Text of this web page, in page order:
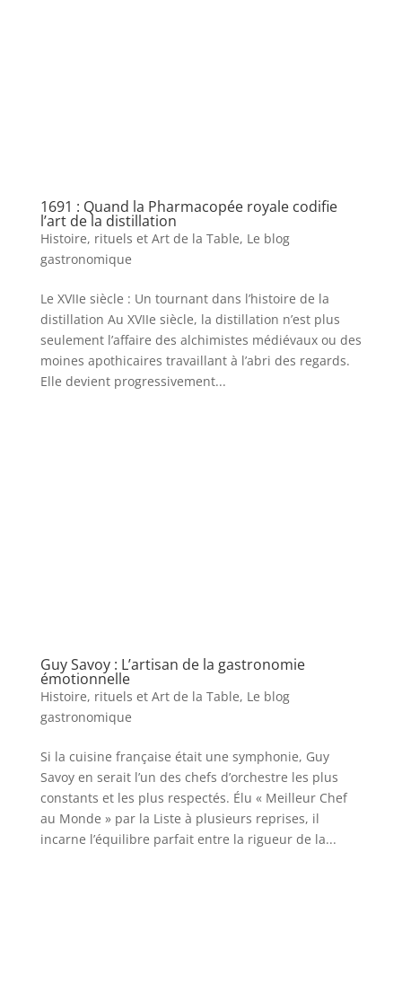
1691 : Quand la Pharmacopée royale codifie
l’art de la distillation
Histoire, rituels et Art de la Table, Le blog
gastronomique
Le XVIIe siècle : Un tournant dans l’histoire de la
distillation Au XVIIe siècle, la distillation n’est plus
seulement l’affaire des alchimistes médiévaux ou des
moines apothicaires travaillant à l’abri des regards.
Elle devient progressivement...
Guy Savoy : L’artisan de la gastronomie
émotionnelle
Histoire, rituels et Art de la Table, Le blog
gastronomique
Si la cuisine française était une symphonie, Guy
Savoy en serait l’un des chefs d’orchestre les plus
constants et les plus respectés. Élu « Meilleur Chef
au Monde » par la Liste à plusieurs reprises, il
incarne l’équilibre parfait entre la rigueur de la...